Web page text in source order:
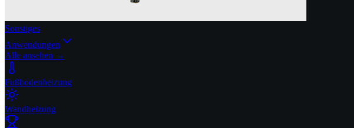
Sonstiges
Anwendungen
Alle ansehen →
Fußbodenheizung
Wandheizung